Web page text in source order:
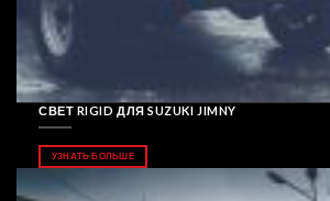
СВЕТ RIGID ДЛЯ SUZUKI JIMNY
УЗНАТЬ БОЛЬШЕ